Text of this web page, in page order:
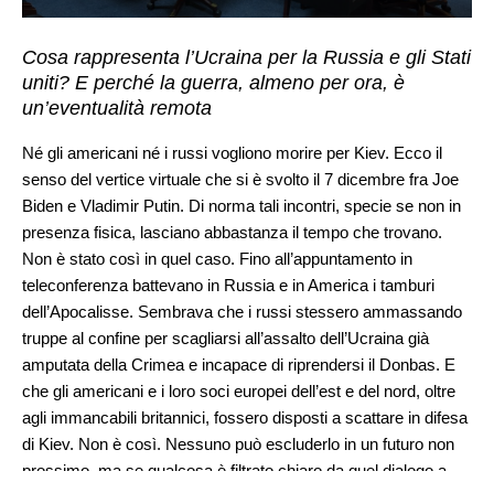
Cosa rappresenta l’Ucraina per la Russia e gli Stati
uniti? E perché la guerra, almeno per ora, è
un’eventualità remota
Né gli americani né i russi vogliono morire per Kiev. Ecco il
senso del vertice virtuale che si è svolto il 7 dicembre fra Joe
Biden e Vladimir Putin. Di norma tali incontri, specie se non in
presenza fisica, lasciano abbastanza il tempo che trovano.
Non è stato così in quel caso. Fino all’appuntamento in
teleconferenza battevano in Russia e in America i tamburi
dell’Apocalisse. Sembrava che i russi stessero ammassando
truppe al confine per scagliarsi all’assalto dell’Ucraina già
amputata della Crimea e incapace di riprendersi il Donbas. E
che gli americani e i loro soci europei dell’est e del nord, oltre
agli immancabili britannici, fossero disposti a scattare in difesa
di Kiev. Non è così. Nessuno può escluderlo in un futuro non
prossimo, ma se qualcosa è filtrato chiaro da quel dialogo a